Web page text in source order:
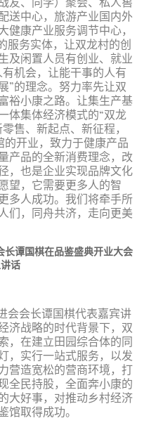
送中心，旅游产业国内外
健康产业服务调节中心，
服务实体，让双龙村的创
及闲置人员有创业、就业
机会，让能干事的人有
”的理念。努力率先让双
裕小康之路。让集生产基
体集体经济模式的“双龙
售、新起点、新征程，
开业，致力于健康产品
产品的全新消费理念，改
，也是企业实现品牌文化
望，它需要更多人的智
多人成功。我们将牵手所
们，同舟共济，走向更美
长谭国棋在品鉴盛典开业大会
话
会会长谭国棋代表嘉宾讲
济战略的时代背景下，双
，在建立田园综合体的同
，实行一站式服务，以发
营造宽松的营商环境，打
全民持股，全面奔小康的
大好事，对推动乡村经济
馆取得成功。